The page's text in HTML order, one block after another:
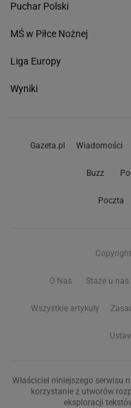
Puchar Polski
MŚ w Piłce Nożnej
Liga Europy
Wyniki
Gazeta.pl Wiadomości
Buzz
Poczta
O Nas Staże u nas
Wszystkie artykuły
Właściciel niniejszego serwisu
korzystanie z utworów
eksploracji